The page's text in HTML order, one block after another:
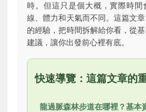
時。但這只是個大概，實際時間
線、體力和天氣而不同。這篇文
的經驗，把時間拆解給你看，從
建議，讓你出發前心裡有底。
快速導覽：這篇文章的
龍過脈森林步道在哪裡？基本